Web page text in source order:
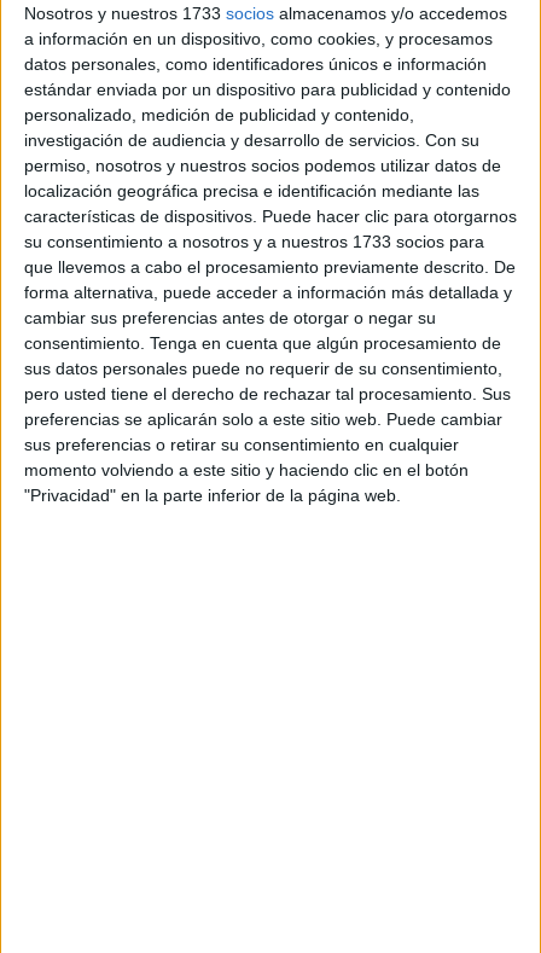
Nosotros y nuestros 1733 socios almacenamos y/o accedemos
a información en un dispositivo, como cookies, y procesamos
datos personales, como identificadores únicos e información
estándar enviada por un dispositivo para publicidad y contenido
personalizado, medición de publicidad y contenido,
investigación de audiencia y desarrollo de servicios. Con su
permiso, nosotros y nuestros socios podemos utilizar datos de
localización geográfica precisa e identificación mediante las
características de dispositivos. Puede hacer clic para otorgarnos
su consentimiento a nosotros y a nuestros 1733 socios para
que llevemos a cabo el procesamiento previamente descrito. De
forma alternativa, puede acceder a información más detallada y
cambiar sus preferencias antes de otorgar o negar su
consentimiento. Tenga en cuenta que algún procesamiento de
sus datos personales puede no requerir de su consentimiento,
pero usted tiene el derecho de rechazar tal procesamiento. Sus
preferencias se aplicarán solo a este sitio web. Puede cambiar
sus preferencias o retirar su consentimiento en cualquier
momento volviendo a este sitio y haciendo clic en el botón
"Privacidad" en la parte inferior de la página web.
autónoma.El Tercio Duque de Alba 2º de la Legión
estaré presente, así como la incansable María Romero
perteneciente al Regimiento de Ingenieros Nº 7 o Elena
López, policía nacional destinada en la Jefatura
Superior de Ceuta.
Esta es la última carrera organizada por La Legióny se
prevé una altaparticipación de atletas ceutíesen esta
prueba mítica donde prevén realizar un gran papel en
Almería.
Ramón y Cajal y Anyera, presentes
El Club Ramón y Cajalestará representado también con
Elena López, policía nacional yMaría Romero, del
RING-7, en el que esperan realizar un gran resultado y
dejar a Ceuta en un gran lugar.